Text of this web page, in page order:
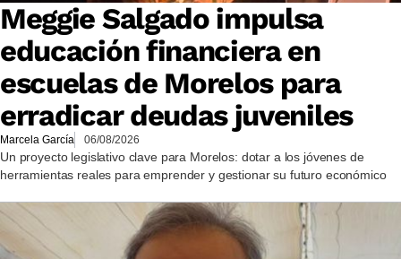
Meggie Salgado impulsa
educación financiera en
escuelas de Morelos para
erradicar deudas juveniles
Marcela García 06/08/2026
Un proyecto legislativo clave para Morelos: dotar a los jóvenes de
herramientas reales para emprender y gestionar su futuro económico